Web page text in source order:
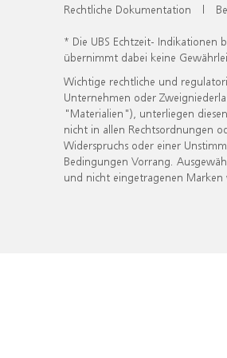
Rechtliche Dokumentation |
* Die UBS Echtzeit- Indikationen
übernimmt dabei keine
Wichtige rechtliche und
Unternehmen oder
"Materialien"), unterliegen
nicht in allen Rechtsordnungen
Widerspruchs oder einer
Bedingungen Vorrang.
und nicht eingetragenen Marken